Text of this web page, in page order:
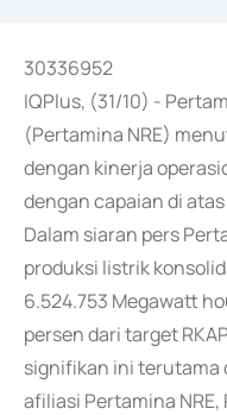
30336952
IQPlus, (31/10) -
(Pertamina NRE)
dengan kinerja
dengan capaian di
Dalam siaran pers
produksi listrik
6.524.753 Megawatt
persen dari target
signifikan ini terutama
afiliasi Pertamina NRE,